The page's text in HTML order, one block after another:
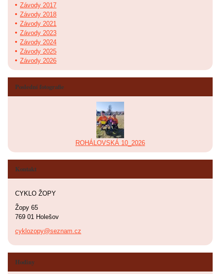
Závody 2017
Závody 2018
Závody 2021
Závody 2023
Závody 2024
Závody 2025
Závody 2026
Poslední fotografie
ROHÁLOVSKÁ 10_2026
Kontakt
CYKLO ŽOPY
Žopy 65
769 01 Holešov
cyklozopy@seznam.cz
Hodiny